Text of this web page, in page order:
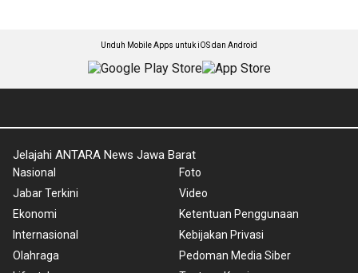
Unduh Mobile Apps untuk iOS dan Android
Jelajahi ANTARA News Jawa Barat
Nasional
Jabar Terkini
Ekonomi
Internasional
Olahraga
Foto
Video
Ketentuan Penggunaan
Kebijakan Privasi
Pedoman Media Siber